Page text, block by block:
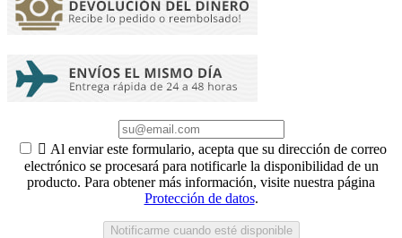
 Al enviar este formulario, acepta que su dirección de correo
electrónico se procesará para notificarle la disponibilidad de un
producto. Para obtener más información, visite nuestra página
Protección de datos.
Notificarme cuando esté disponible